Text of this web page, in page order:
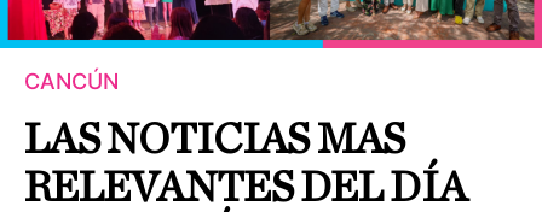
CANCÚN
LAS NOTICIAS MAS
RELEVANTES DEL DÍA